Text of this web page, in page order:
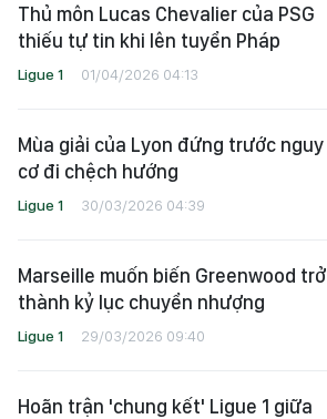
Thủ môn Lucas Chevalier của PSG
thiếu tự tin khi lên tuyển Pháp
Ligue 1 01/04/2026 04:13
Mùa giải của Lyon đứng trước nguy
cơ đi chệch hướng
Ligue 1 30/03/2026 04:39
Marseille muốn biến Greenwood trở
thành kỷ lục chuyển nhượng
Ligue 1 29/03/2026 09:40
Hoãn trận 'chung kết' Ligue 1 giữa